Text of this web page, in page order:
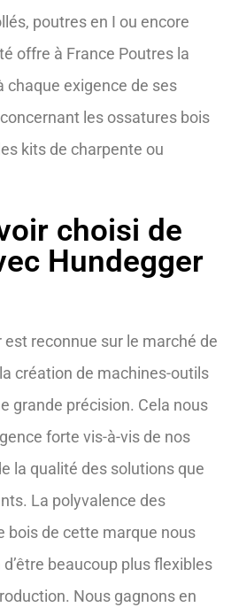
poutres en I ou encore
offre à France Poutres la
chaque exigence de ses
les ossatures bois
kits de charpente ou
choisi de
Hundegger
reconnue sur le marché de
création de machines-outils
grande précision. Cela nous
forte vis-à-vis de nos
la qualité des solutions que
La polyvalence des
bois de cette marque nous
beaucoup plus flexibles
Nous gagnons en